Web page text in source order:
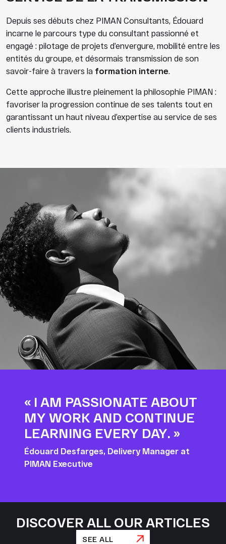
Depuis ses débuts chez PIMAN Consultants, Édouard
incarne le parcours type du consultant passionné et
engagé : pilotage de projets d’envergure, mobilité entre les
entités du groupe, et désormais transmission de son
savoir-faire à travers la formation interne
Cette approche illustre pleinement la philosophie PIMAN :
favoriser la progression continue de ses talents tout en
garantissant un haut niveau d’expertise au service de ses
clients industriels.
« I AM PASSIONATE ABOUT
MY WORK AND CONTINUE
LEARNING EVERY DAY. »
Édouard Desfarges, Delivery Manager at
PIMAN Executive
DISCOVER ALL OUR ARTICLES
SEE ALL